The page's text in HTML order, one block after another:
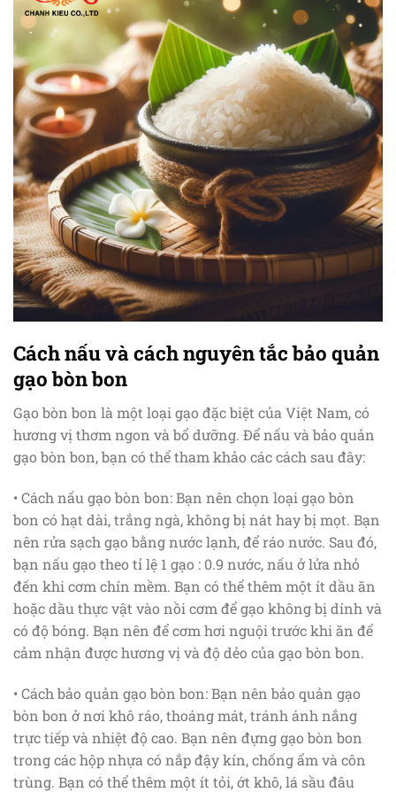
Cách nấu và cách nguyên tắc bảo quản
gạo bòn bon
Gạo bòn bon là một loại gạo đặc biệt của Việt Nam, có
hương vị thơm ngon và bổ dưỡng. Để nấu và bảo quản
gạo bòn bon, bạn có thể tham khảo các cách sau đây:
• Cách nấu gạo bòn bon: Bạn nên chọn loại gạo bòn
bon có hạt dài, trắng ngà, không bị nát hay bị mọt. Bạn
nên rửa sạch gạo bằng nước lạnh, để ráo nước. Sau đó,
bạn nấu gạo theo tỉ lệ 1 gạo : 0.9 nước, nấu ở lửa nhỏ
đến khi cơm chín mềm. Bạn có thể thêm một ít dầu ăn
hoặc dầu thực vật vào nồi cơm để gạo không bị dính và
có độ bóng. Bạn nên để cơm hơi nguội trước khi ăn để
cảm nhận được hương vị và độ dẻo của gạo bòn bon.
• Cách bảo quản gạo bòn bon: Bạn nên bảo quản gạo
bòn bon ở nơi khô ráo, thoáng mát, tránh ánh nắng
trực tiếp và nhiệt độ cao. Bạn nên đựng gạo bòn bon
trong các hộp nhựa có nắp đậy kín, chống ẩm và côn
trùng. Bạn có thể thêm một ít tỏi, ớt khô, lá sầu đâu